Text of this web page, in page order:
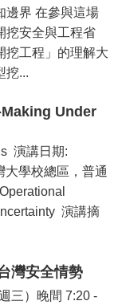
邊界 在參與這場
挖安全與⼯程省
挖⼯程」的理解⼤
挖...
Under
演講日期:
學校總區，普通
演講摘
灣安全情勢
三）晚間 7:20 -